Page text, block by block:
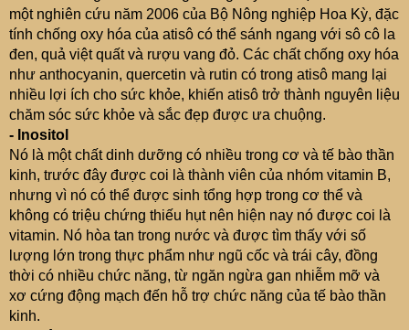
một nghiên cứu năm 2006 của Bộ Nông nghiệp Hoa Kỳ, đặc
tính chống oxy hóa của atisô có thể sánh ngang với sô cô la
đen, quả việt quất và rượu vang đỏ. Các chất chống oxy hóa
như anthocyanin, quercetin và rutin có trong atisô mang lại
nhiều lợi ích cho sức khỏe, khiến atisô trở thành nguyên liệu
chăm sóc sức khỏe và sắc đẹp được ưa chuộng.
- Inositol
Nó là một chất dinh dưỡng có nhiều trong cơ và tế bào thần
kinh, trước đây được coi là thành viên của nhóm vitamin B,
nhưng vì nó có thể được sinh tổng hợp trong cơ thể và
không có triệu chứng thiếu hụt nên hiện nay nó được coi là
vitamin. Nó hòa tan trong nước và được tìm thấy với số
lượng lớn trong thực phẩm như ngũ cốc và trái cây, đồng
thời có nhiều chức năng, từ ngăn ngừa gan nhiễm mỡ và
xơ cứng động mạch đến hỗ trợ chức năng của tế bào thần
kinh.